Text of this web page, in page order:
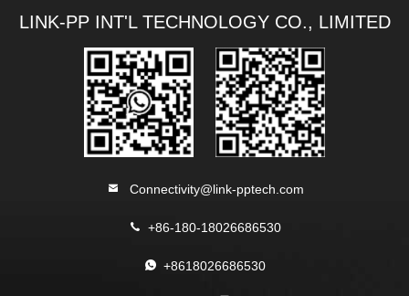
LINK-PP INT'L TECHNOLOGY CO., LIMITED
Connectivity@link-pptech.com
+86-180-18026686530
+8618026686530